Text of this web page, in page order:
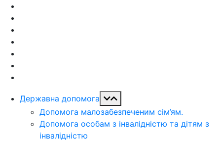
Державна допомога
Допомога малозабезпеченим сім’ям.
Допомога особам з інвалідністю та дітям з
інвалідністю